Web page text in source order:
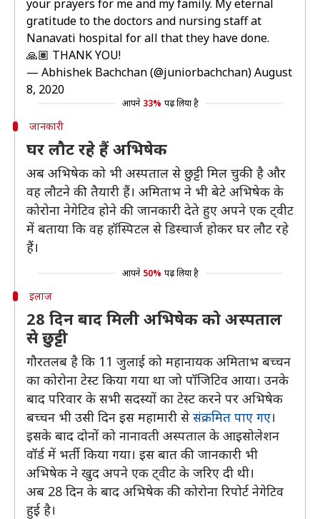
your prayers for me and my family. My eternal
gratitude to the doctors and nursing staff at
Nanavati hospital for all that they have done.
🙏🏽 THANK YOU!
— Abhishek Bachchan (@juniorbachchan)August
8, 2020
आपने 33% पढ़ लिया है
जानकारी
घर लौट रहे हैं अभिषेक
अब अभिषेक को भी अस्पताल से छुट्टी मिल चुकी है और
वह लौटने की तैयारी हैं। अमिताभ ने भी बेटे अभिषेक के
कोरोना नेगेटिव होने की जानकारी देते हुए अपने एक ट्वीट
में बताया कि वह हॉस्पिटल से डिस्चार्ज होकर घर लौट रहे
हैं।
आपने 50% पढ़ लिया है
इलाज
28 दिन बाद मिली अभिषेक को अस्पताल
से छुट्टी
गौरतलब है कि 11 जुलाई को महानायक अमिताभ बच्चन
का कोरोना टेस्ट किया गया था जो पॉजिटिव आया। उनके
बाद परिवार के सभी सदस्यों का टेस्ट करने पर अभिषेक
बच्चन भी उसी दिन इस महामारी सेसंक्रमित पाए गए।
इसके बाद दोनों को नानावती अस्पताल के आइसोलेशन
वॉर्ड में भर्ती किया गया। इस बात की जानकारी भी
अभिषेक ने खुद अपने एक ट्वीट के जरिए दी थी।
अब 28 दिन के बाद अभिषेक की कोरोना रिपोर्ट नेगेटिव
हुई है।